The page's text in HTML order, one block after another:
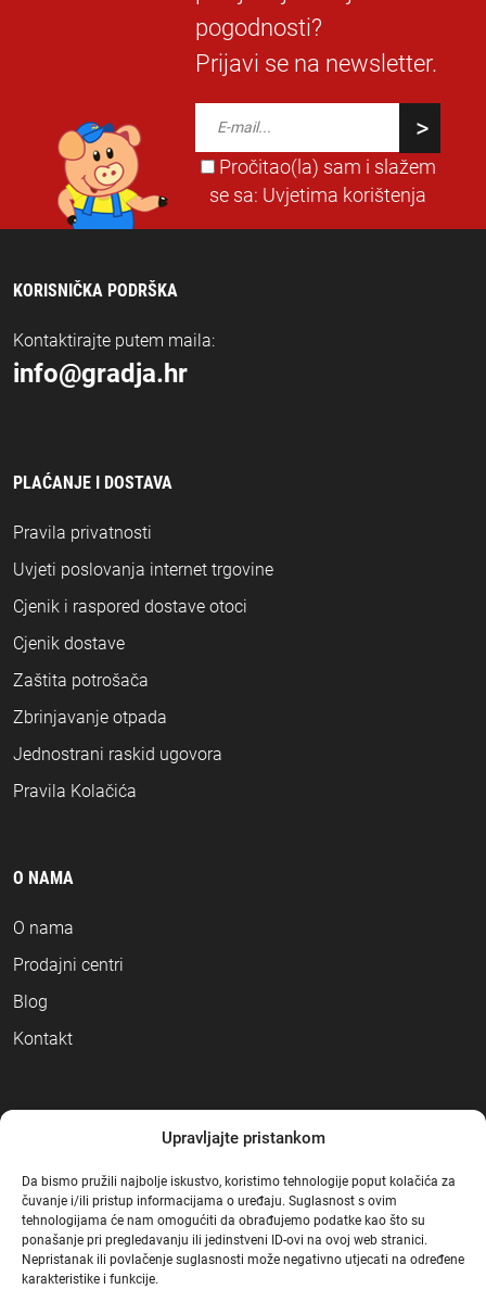
Upravljajte pristankom
Da bismo pružili najbolje iskustvo, koristimo tehnologije poput kolačića za
čuvanje i/ili pristup informacijama o uređaju. Suglasnost s ovim
tehnologijama će nam omogućiti da obrađujemo podatke kao što su
ponašanje pri pregledavanju ili jedinstveni ID-ovi na ovoj web stranici.
Nepristanak ili povlačenje suglasnosti može negativno utjecati na određene
karakteristike i funkcije.
pogodnosti?
Prijavi se na newsletter.
Pročitao(la) sam i slažem
se sa: Uvjetima korištenja
KORISNIČKA PODRŠKA
Kontaktirajte putem maila:
info@gradja.hr
PLAĆANJE I DOSTAVA
Pravila privatnosti
Uvjeti poslovanja internet trgovine
Cjenik i raspored dostave otoci
Cjenik dostave
Zaštita potrošača
Zbrinjavanje otpada
Jednostrani raskid ugovora
Pravila Kolačića
O NAMA
O nama
Prodajni centri
Blog
Kontakt